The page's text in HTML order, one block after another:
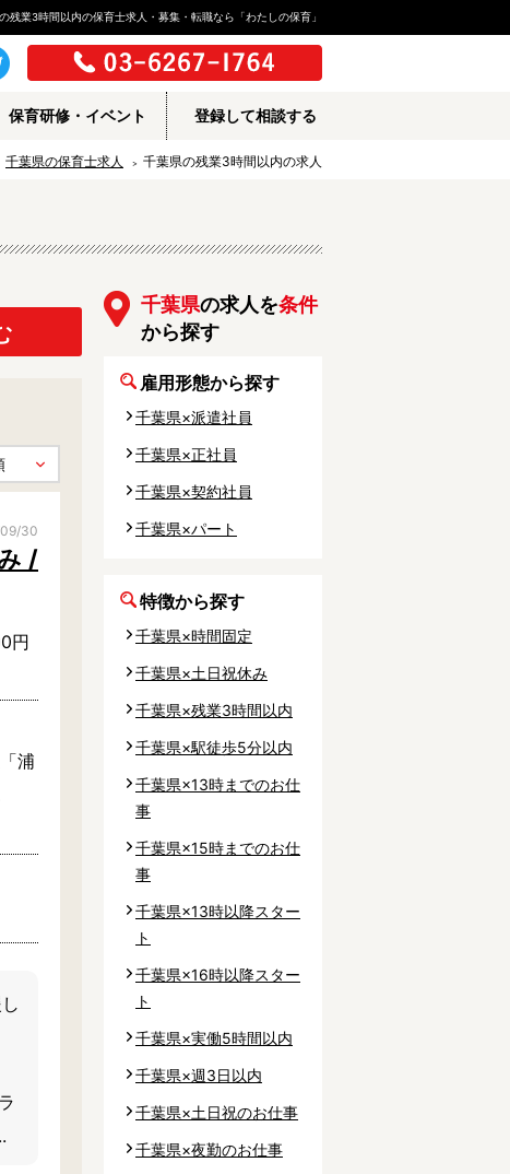
残業3時間以内の保育士求人・募集・転職なら「わたしの保育」
保育研修・イベント 登録して相談する
千葉県の保育士求人 千葉県の残業3時間以内の求人
30
/
円
浦
千葉県の求人を条件
から探す
雇用形態から探す
千葉県×派遣社員
千葉県×正社員
千葉県×契約社員
千葉県×パート
特徴から探す
千葉県×時間固定
千葉県×土日祝休み
千葉県×残業3時間以内
千葉県×駅徒歩5分以内
千葉県×13時までのお仕
事
千葉県×15時までのお仕
事
千葉県×13時以降スター
ト
千葉県×16時以降スター
ト
千葉県×実働5時間以内
千葉県×週3日以内
千葉県×土日祝のお仕事
千葉県×夜勤のお仕事
育所
内
上社宅
活躍中